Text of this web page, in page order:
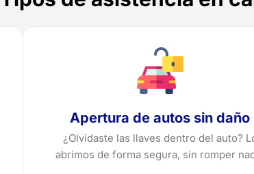
Apertura de autos sin daño
¿Olvidaste las llaves dentro del auto?
abrimos de forma segura, sin romper